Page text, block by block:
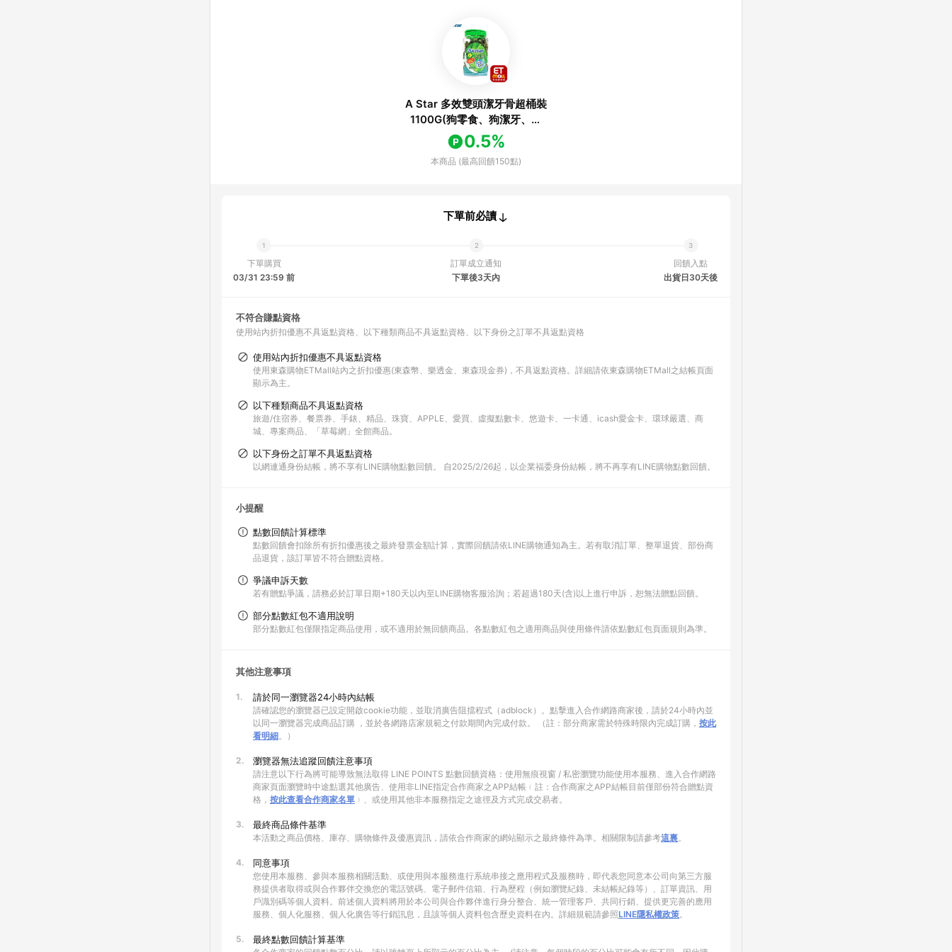
A Star 多效雙頭潔牙骨超桶裝
1100G(狗零食、狗潔牙、耐
咬、寵物潔牙、寵物零食)
0.5%
本商品 (最高回饋150點)
下單前必讀
下單購買
03/31 23:59 前
訂單成立通知
下單後3天內
回饋入點
出貨日30天後
不符合賺點資格
使用站內折扣優惠不具返點資格 以下種類商品不具返點資格 以下身份之訂單不具返點資格
使用站內折扣優惠不具返點資格
使用東森購物ETMall站內之折扣優惠(東森幣、樂透金、東森現金券)，不具返點資格。詳細請依東森購物ETMall之結帳頁面
顯示為主。
以下種類商品不具返點資格
旅遊/住宿券、餐票券、手錶、精品、珠寶、APPLE、愛買、虛擬點數卡、悠遊卡、一卡通、icash愛金卡、環球嚴選、商
城、專案商品、「草莓網」全館商品。
以下身份之訂單不具返點資格
以網連通身份結帳，將不享有LINE購物點數回饋。 自2025/2/26起，以企業福委身份結帳，將不再享有LINE購物點數回饋。
小提醒
點數回饋計算標準
點數回饋會扣除所有折扣優惠後之最終發票金額計算，實際回饋請依LINE購物通知為主。若有取消訂單、整單退貨、部份商
品退貨，該訂單皆不符合贈點資格。
爭議申訴天數
若有贈點爭議，請務必於訂單日期+180天以內至LINE購物客服洽詢；若超過180天(含)以上進行申訴，恕無法贈點回饋。
部分點數紅包不適用說明
部分點數紅包僅限指定商品使用，或不適用於無回饋商品。各點數紅包之適用商品與使用條件請依點數紅包頁面規則為準。
其他注意事項
1. 請於同一瀏覽器24小時內結帳
請確認您的瀏覽器已設定開啟cookie功能，並取消廣告阻擋程式（adblock）。點擊進入合作網路商家後，請於24小時內並
以同一瀏覽器完成商品訂購 ，並於各網路店家規範之付款期間內完成付款。 （註：部分商家需於特殊時限內完成訂購， 按此
看明細。）
2. 瀏覽器無法追蹤回饋注意事項
請注意以下行為將可能導致無法取得 LINE POINTS 點數回饋資格：使用無痕視窗 / 私密瀏覽功能使用本服務、進入合作網路
商家頁面瀏覽時中途點選其他廣告、使用非LINE指定合作商家之APP結帳﹙註：合作商家之APP結帳目前僅部份符合贈點資
格， 按此查看合作商家名單 ﹚、或使用其他非本服務指定之途徑及方式完成交易者。
3. 最終商品條件基準
本活動之商品價格、庫存、購物條件及優惠資訊，請依合作商家的網站顯示之最終條件為準。相關限制請參考這裏。
4. 同意事項
您使用本服務、參與本服務相關活動、或使用與本服務進行系統串接之應用程式及服務時，即代表您同意本公司向第三方服
務提供者取得或與合作夥伴交換您的電話號碼、電子郵件信箱、行為歷程（例如瀏覽紀錄、未結帳紀錄等）、訂單資訊、用
戶識別碼等個人資料。前述個人資料將用於本公司與合作夥伴進行身分整合、統一管理客戶、共同行銷、提供更完善的應用
服務、個人化服務、個人化廣告等行銷訊息，且該等個人資料包含歷史資料在內。詳細規範請參照LINE隱私權政策。
5. 最終點數回饋計算基準